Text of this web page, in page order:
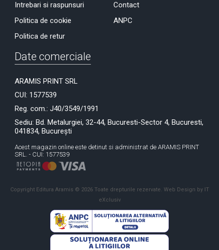
Intrebari si raspunsuri
Politica de cookie
Politica de retur
Contact
ANPC
Date comerciale
ARAMIS PRINT SRL
CUI: 1577539
Reg. com.: J40/3549/1991
Sediu: Bd. Metalurgiei, 32-44, Bucuresti-Sector 4, Bucuresti,
041834, București
Acest magazin online este detinut si administrat de ARAMIS PRINT
SRL. - CUI: 1577539
Copyright Editura Aramis © 2026 Toate drepturile rezervate. Web Design by IT
eXclusiv